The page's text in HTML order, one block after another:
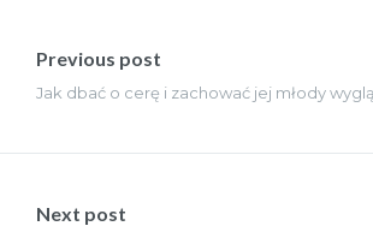
wpisu
Previous post
Jak dbać o cerę i zachować jej młody
Next post